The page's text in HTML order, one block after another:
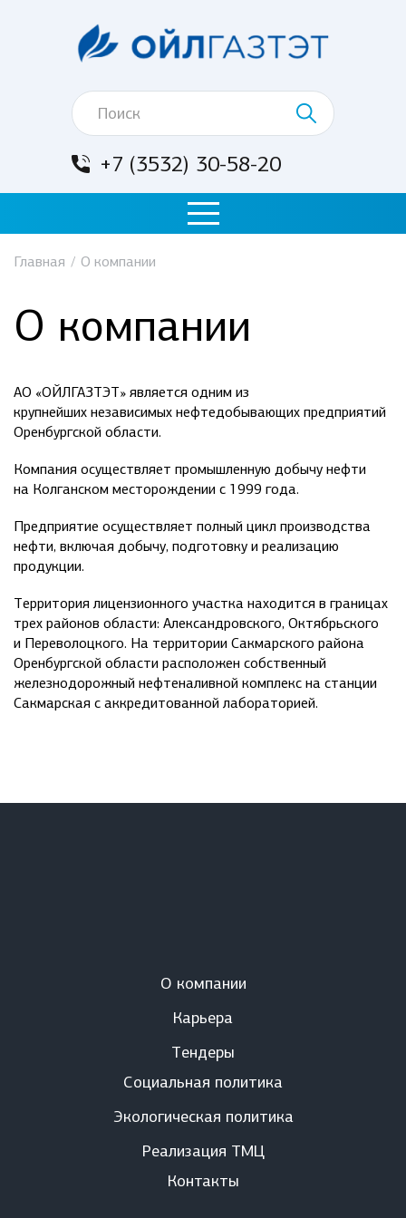
+7 (3532) 30-58-20
Главная / О компании
О компании
АО «ОЙЛГАЗТЭТ» является одним из
крупнейших независимых нефтедобывающих предприятий
Оренбургской области.
Компания осуществляет промышленную добычу нефти
на Колганском месторождении с 1999 года.
Предприятие осуществляет полный цикл производства
нефти, включая добычу, подготовку и реализацию
продукции.
Территория лицензионного участка находится в границах
трех районов области: Александровского, Октябрьского
и Переволоцкого. На территории Сакмарского района
Оренбургской области расположен собственный
железнодорожный нефтеналивной комплекс на станции
Сакмарская с аккредитованной лабораторией.
О компании
Карьера
Тендеры
Социальная политика
Экологическая политика
Реализация ТМЦ
Контакты